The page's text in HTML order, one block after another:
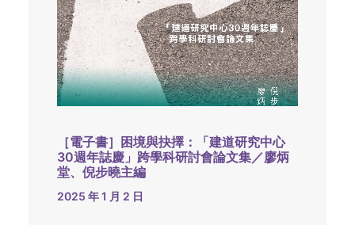
［電子書］困境與抉擇：「建道研究中心
30週年誌慶」跨學科研討會論文集／廖炳
堂、倪步曉主編
2025 年 1 月 2 日